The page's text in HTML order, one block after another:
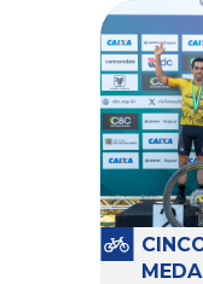
garantir
do
entre
d’água